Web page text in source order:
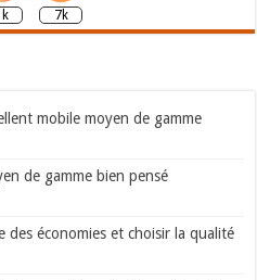
7k
mobile moyen de gamme
de gamme bien pensé
des économies et choisir la qualité